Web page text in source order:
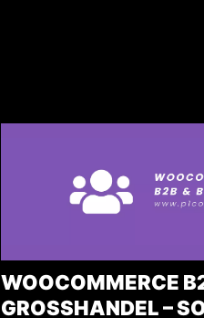
WOOCOMMERCE
GROSSHANDEL – SO